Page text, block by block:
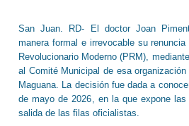
San Juan. RD- El doctorJoan
manera formal e irrevocable su renuncia
Revolucionario Moderno (PRM),
al Comité Municipal de esa
Maguana. La decisión fue dada a
de mayo de 2026, en la que expone
salida de las filas oficialistas.